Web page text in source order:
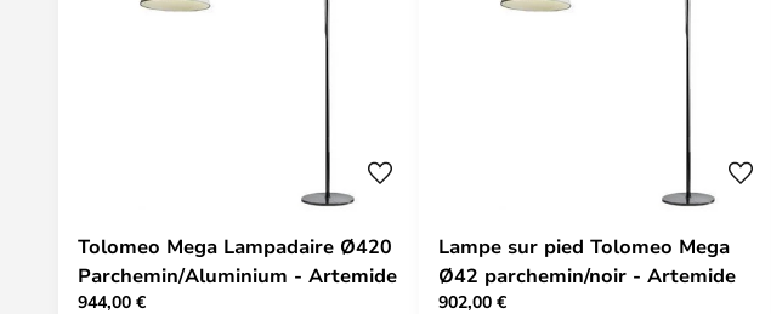
Tolomeo Mega Lampadaire Ø420
Parchemin/Aluminium - Artemide
944,00 €
Lampe sur pied Tolomeo Mega
Ø42 parchemin/noir - Artemide
902,00 €